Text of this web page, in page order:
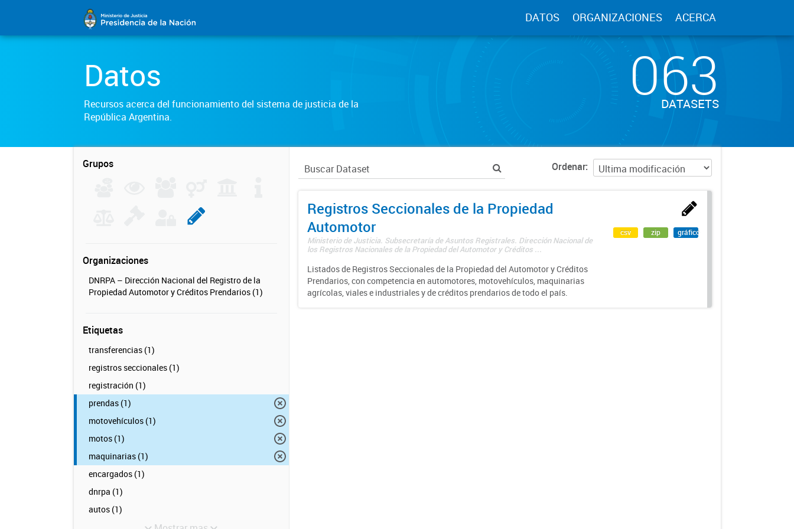
DATOS ORGANIZACIONES ACERCA
Datos
Recursos acerca del funcionamiento del sistema de justicia de la
República Argentina.
063
DATASETS
Grupos
Organizaciones
DNRPA – Dirección Nacional del Registro de la
Propiedad Automotor y Créditos Prendarios (1)
Etiquetas
transferencias (1)
registros seccionales (1)
registración (1)
prendas (1)
motovehículos (1)
motos (1)
maquinarias (1)
encargados (1)
dnrpa (1)
autos (1)
Ordenar
Registros Seccionales de la Propiedad
Automotor
Ministerio de Justicia. Subsecretaría de Asuntos Registrales. Dirección Nacional de
los Registros Nacionales de la Propiedad del Automotor y Créditos ...
Listados de Registros Seccionales de la Propiedad del Automotor y Créditos
Prendarios, con competencia en automotores, motovehículos, maquinarias
agrícolas, viales e industriales y de créditos prendarios de todo el país.
csv zip gráfico